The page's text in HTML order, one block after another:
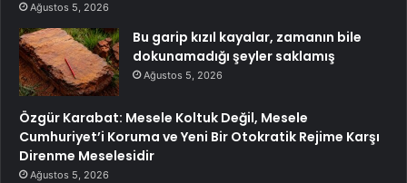
Ağustos 5, 2026
Bu garip kızıl kayalar, zamanın bile
dokunamadığı şeyler saklamış
Ağustos 5, 2026
Özgür Karabat: Mesele Koltuk Değil, Mesele
Cumhuriyet’i Koruma ve Yeni Bir Otokratik Rejime Karşı
Direnme Meselesidir
Ağustos 5, 2026